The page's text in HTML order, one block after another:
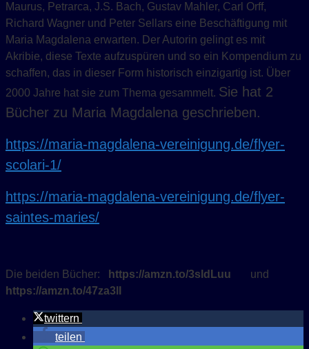
Maurus, Petrarca, J.S. Bach, Gustav Mahler, Carl Orff,
Richard Wagner und Peter Sellars eine Beschäftigung mit
Maria Magdalena erwarten. Der Autorin gelingt es mit
Akribie, diese Texte aufzuspüren und so ein Kompendium zu
schaffen, das in dieser Form historisch einzigartig ist. Über
2000 Jahre hat sie zum Thema gesammelt. Sie hat 2
Bücher zu Maria Magdalena geschrieben.
https://maria-magdalena-vereinigung.de/flyer-
scolari-1/
https://maria-magdalena-vereinigung.de/flyer-
saintes-maries/
Die beiden Bücher: https://amzn.to/3sIdLuu
und
https://amzn.to/47za3lI
twittern
teilen